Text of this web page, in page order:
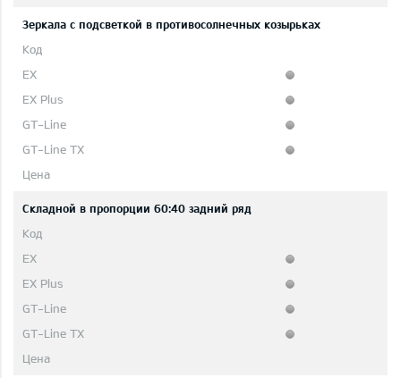
Зеркала с подсветкой в противосолнечных козырьках
Складной в пропорции 60:40 задний ряд